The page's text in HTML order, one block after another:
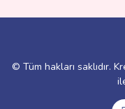
© Tüm hakları saklıdır.